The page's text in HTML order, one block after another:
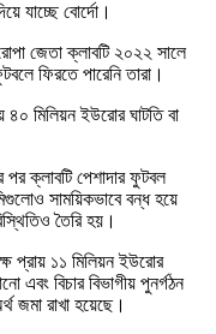
যাচ্ছে বোর্দো।
জেতা ক্লাবটি ২০২২ সালে
ফিরতে পারেনি তারা।
৪০ মিলিয়ন ইউরোর ঘাটতি বা
ক্লাবটি পেশাদার ফুটবল
সাময়িকভাবে বন্ধ হয়ে
তৈরি হয়।
প্রায় ১১ মিলিয়ন ইউরোর
এবং বিচার বিভাগীয় পুনর্গঠন
জমা রাখা হয়েছে।